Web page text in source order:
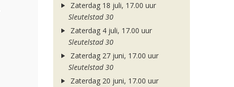
Zaterdag 18 juli, 17.00 uur
Sleutelstad 30
Zaterdag 4 juli, 17.00 uur
Sleutelstad 30
Zaterdag 27 juni, 17.00 uur
Sleutelstad 30
Zaterdag 20 juni, 17.00 uur